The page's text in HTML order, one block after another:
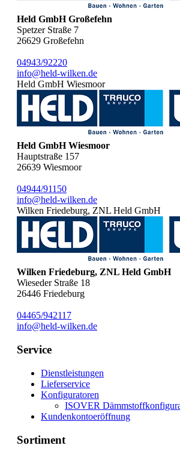
Held GmbH Großefehn
Spetzer Straße 7
26629 Großefehn
04943/92220
info@held-wilken.de
Held GmbH Wiesmoor
Held GmbH Wiesmoor
Hauptstraße 157
26639 Wiesmoor
04944/91150
info@held-wilken.de
Wilken Friedeburg, ZNL Held GmbH
Wilken Friedeburg, ZNL Held GmbH
Wieseder Straße 18
26446 Friedeburg
04465/942117
info@held-wilken.de
Service
Dienstleistungen
Lieferservice
Konfiguratoren
ISOVER
Kundenkontoeröffnung
Sortiment